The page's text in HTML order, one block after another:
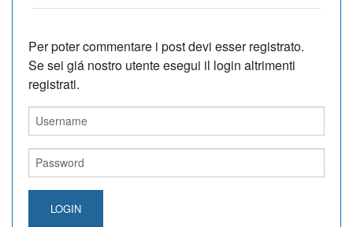
Per poter commentare i post devi esser registrato.
Se sei giá nostro utente esegui il login altrimenti
registrati.
LOGIN